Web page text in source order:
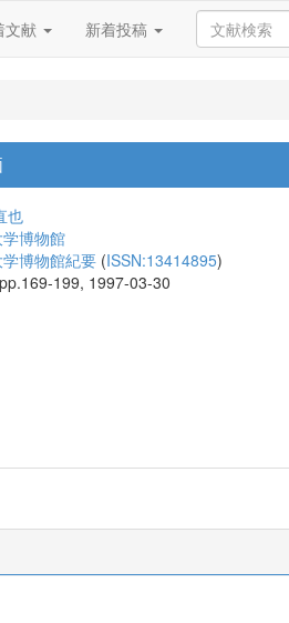
文献 新着投稿
也
博物館
博物館紀要 (ISSN:13414895)
199, 1997-03-30